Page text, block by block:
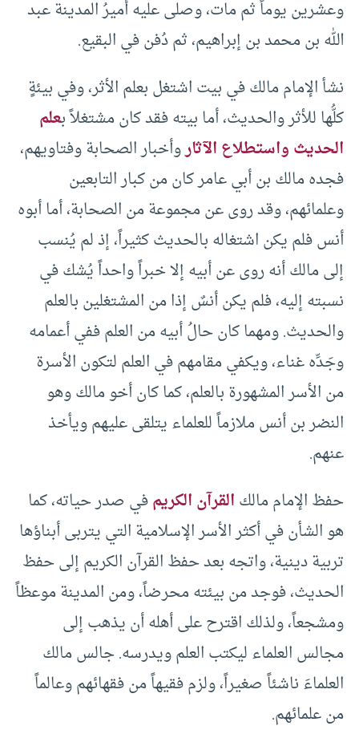
وعشرين يوماً ثم مات، وصلى عليه أميرُ المدينة عبد
الله بن محمد بن إبراهيم، ثم دُفن في البقيع.
نشأ الإمام مالك في بيت اشتغل بعلم الأثر، وفي بيئةٍ
كلُّها للأثر والحديث، أما بيته فقد كان مشتغلاً بعلم
الحديث واستطلاع الآثاروأخبار الصحابة وفتاويهم،
فجده مالك بن أبي عامر كان من كبار التابعين
وعلمائهم، وقد روى عن مجموعة من الصحابة، أما أبوه
أنس فلم يكن اشتغاله بالحديث كثيراً، إذ لم يُنسب
إلى مالك أنه روى عن أبيه إلا خبراً واحداً يُشك في
نسبته إليه، فلم يكن أنسٌ إذا من المشتغلين بالعلم
والحديث. ومهما كان حالُ أبيه من العلم ففي أعمامه
وجَدِّه غناء، ويكفي مقامهم في العلم لتكون الأسرة
من الأسر المشهورة بالعلم، كما كان أخو مالك وهو
النضر بن أنس ملازماً للعلماء يتلقى عليهم ويأخذ
عنهم.
حفظ الإمام مالكالقرآن الكريمفي صدر حياته، كما
هو الشأن في أكثر الأسر الإسلامية التي يتربى أبناؤها
تربية دينية، واتجه بعد حفظ القرآن الكريم إلى حفظ
الحديث، فوجد من بيئته محرضاً، ومن المدينة موعظاً
ومشجعاً، ولذلك اقترح على أهله أن يذهب إلى
مجالس العلماء ليكتب العلم ويدرسه. جالس مالك
العلماءَ ناشئاً صغيراً، ولزم فقيهاً من فقهائهم وعالماً
من علمائهم.